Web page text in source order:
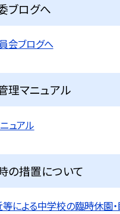
ブログへ
会ブログへ
理マニュアル
ュアル
の措置について
による中学校の臨時休園